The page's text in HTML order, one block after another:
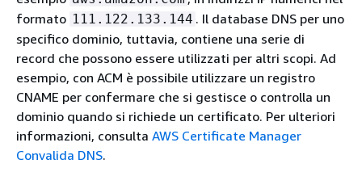
formato 111.122.133.144 . Il database DNS per uno
specifico dominio, tuttavia, contiene una serie di
record che possono essere utilizzati per altri scopi. Ad
esempio, con ACM è possibile utilizzare un registro
CNAME per confermare che si gestisce o controlla un
dominio quando si richiede un certificato. Per ulteriori
informazioni, consulta AWS Certificate Manager
Convalida DNS.